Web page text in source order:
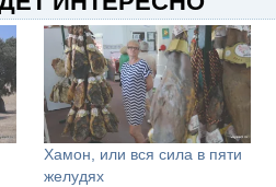
Хамон, или вся сила в пяти
желудях